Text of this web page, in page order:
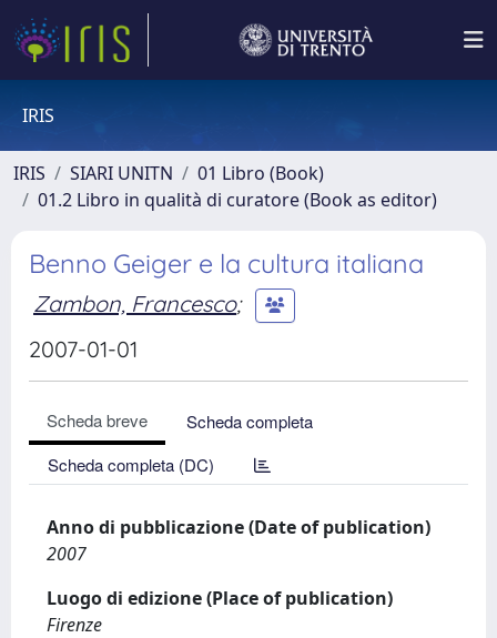
IRIS
IRIS SIARI UNITN
01 Libro (Book)
01.2 Libro in qualità di curatore (Book as editor)
Benno Geiger e la cultura italiana
Zambon, Francesco;
2007-01-01
Scheda breve
Scheda completa
Scheda completa (DC)
Anno di pubblicazione (Date of publication)
2007
Luogo di edizione (Place of publication)
Firenze